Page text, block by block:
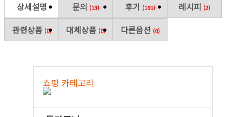
상세설명 문의 (13) 후기 (191) 레시피 (2)
관련상품 (0) 대체상품 (0) 다른옵션 (0)